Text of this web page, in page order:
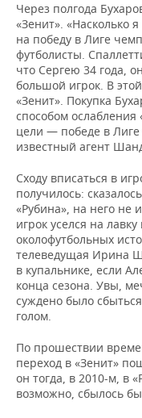
Через полгода
«Зенит». «Насколько
на победу в Лиге
футболисты.
что Сергею 34 года,
большой игрок. В
«Зенит». Покупка
способом ослабления
цели — победе в
известный агент
Сходу вписаться в
получилось:
«Рубина», на него не
игрок уселся на
околофутбольных
телеведущая Ирина
в купальнике, если
конца сезона. Увы,
суждено было
голом.
По прошествии
переход в «Зенит»
он тогда, в 2010-м, в
возможно, сбылось